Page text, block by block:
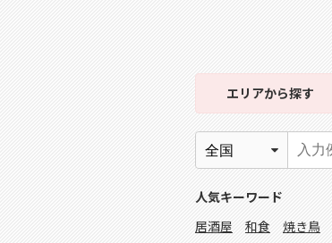
エリアから探す
人気キーワード
居酒屋
和食 焼き鳥